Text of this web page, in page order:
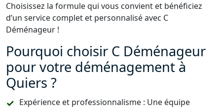
Choisissez la formule qui vous convient et bénéficiez
d’un service complet et personnalisé avec C
Déménageur !
Pourquoi choisir C Déménageur
pour votre déménagement à
Quiers ?
Expérience et professionnalisme : Une équipe